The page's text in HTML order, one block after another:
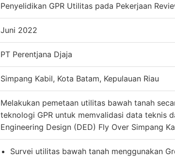
Penyelidikan GPR Utilitas pada Pekerjaan
Juni 2022
PT Perentjana Djaja
Simpang Kabil, Kota Batam, Kepulauan Riau
Melakukan pemetaan utilitas bawah tanah
teknologi GPR untuk memvalidasi data teknis
Engineering Design (DED) Fly Over Simpang
Survei utilitas bawah tanah menggunakan